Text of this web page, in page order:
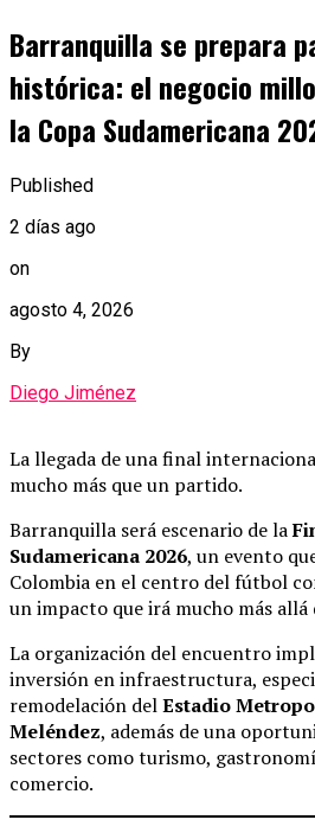
Barranquilla se prepara
histórica: el negocio
la Copa Sudamericana
Published
2 días ago
on
agosto 4, 2026
By
Diego Jiménez
La llegada de una final
mucho más que un partido.
Barranquilla será escenario de la
Sudamericana 2026, un evento
Colombia en el centro del fútbol
un impacto que irá mucho más allá
La organización del encuentro
inversión en infraestructura,
remodelación delEstadio
Meléndez, además de una
sectores como turismo,
comercio.